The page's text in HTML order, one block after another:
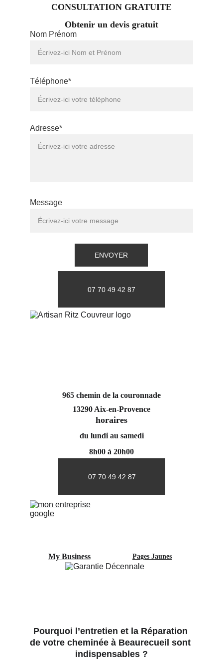
CONSULTATION GRATUITE
Obtenir un devis gratuit
Nom Prénom
Téléphone*
Adresse*
Message
ENVOYER
07 70 49 42 87
07 70 49 42 87
965 chemin de la couronnade
13290 Aix-en-Provence
horaires
du lundi au samedi
8h00 à 20h00
My Business Pages Jaunes
Pourquoi l’entretien et la Réparation
de votre cheminée à Beaurecueil sont
indispensables ?